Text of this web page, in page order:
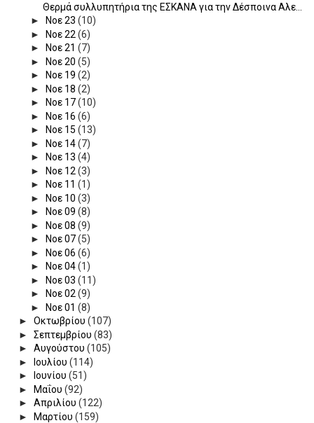
Θερμά συλλυπητήρια της ΕΣΚΑΝΑ για την Δέσποινα Αλε...
►
Νοε 23 (10)
►
Νοε 22 (6)
►
Νοε 21 (7)
►
Νοε 20 (5)
►
Νοε 19 (2)
►
Νοε 18 (2)
►
Νοε 17(10)
►
Νοε 16 (6)
►
Νοε 15 (13)
►
Νοε 14(7)
►
Νοε 13 (4)
►
Νοε 12 (3)
►
Νοε 11 (1)
►
Νοε 10 (3)
►
Νοε 09 (8)
►
Νοε 08 (9)
►
Νοε 07(5)
►
Νοε 06 (6)
►
Νοε 04(1)
►
Νοε 03 (11)
►
Νοε 02(9)
►
Νοε 01 (8)
► Οκτωβρίου (107)
► Σεπτεμβρίου (83)
► Αυγούστου (105)
►
Ιουλίου (114)
►
Ιουνίου (51)
►
Μαΐου (92)
► Απριλίου (122)
►
Μαρτίου (159)